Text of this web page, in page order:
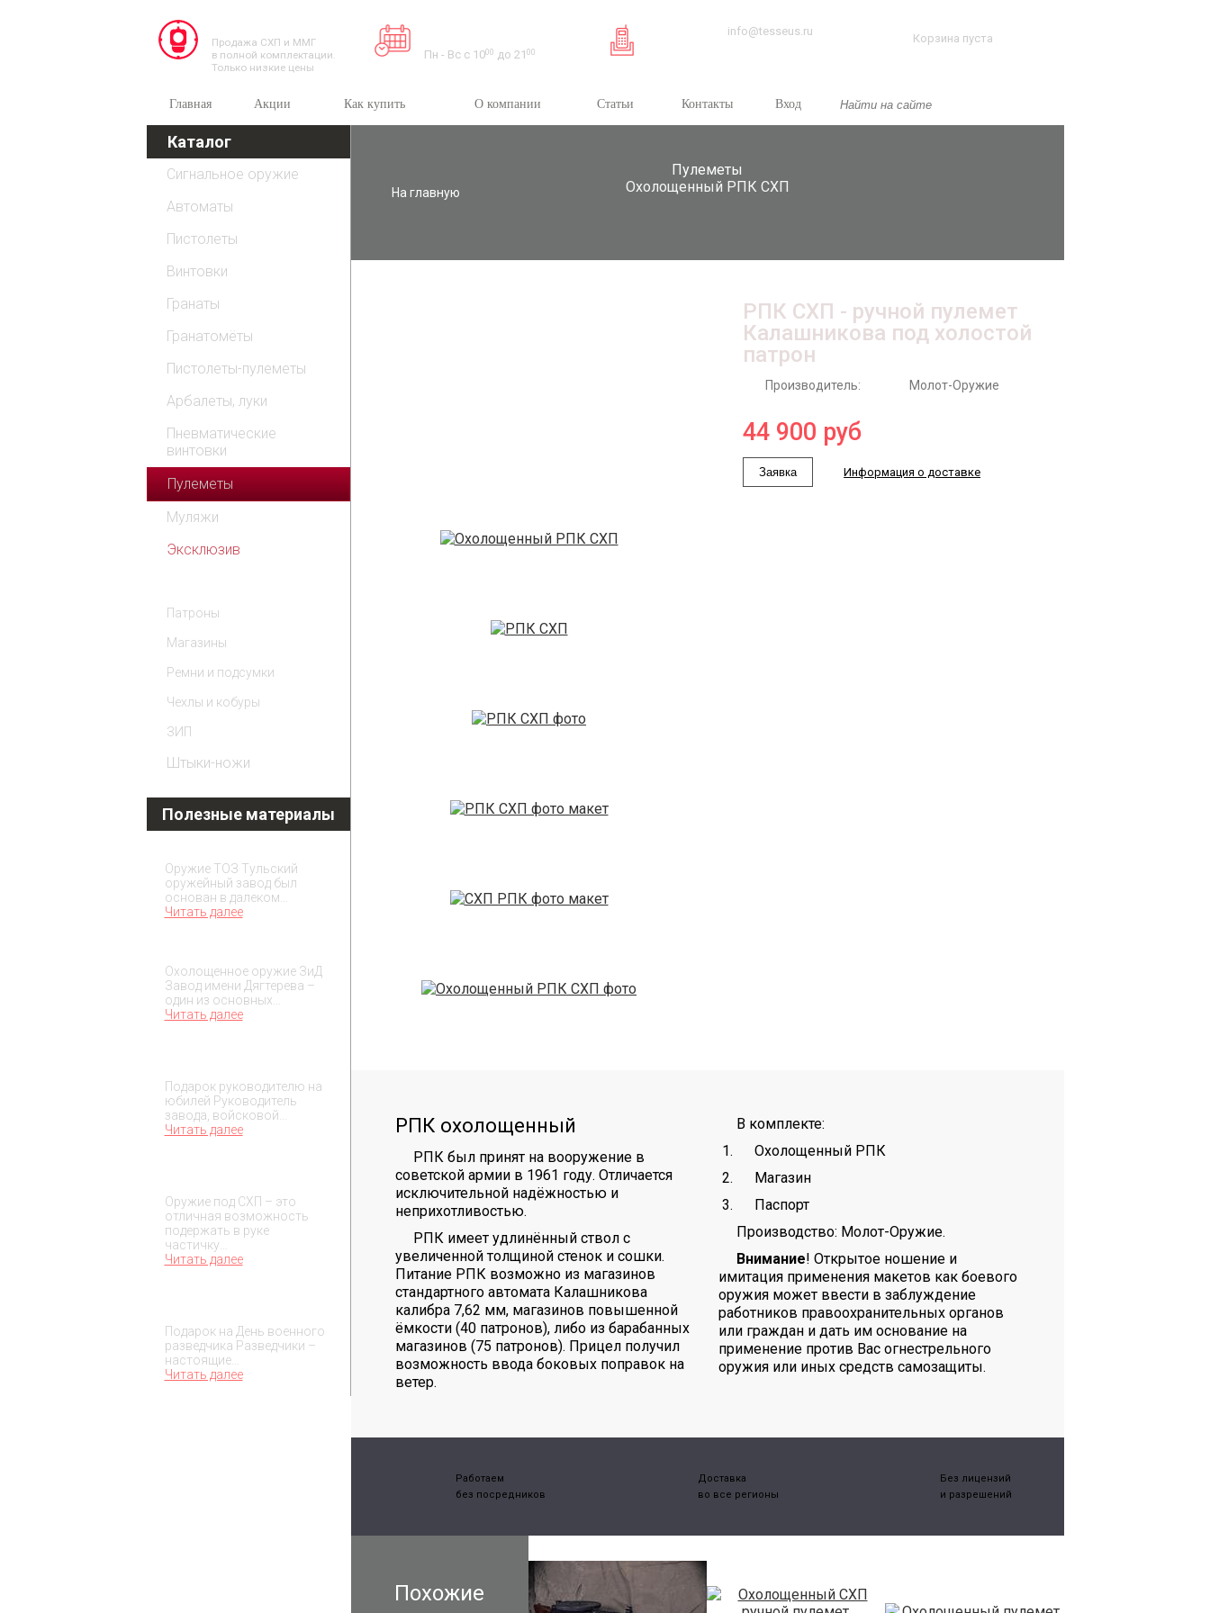
Продажа СХП и ММГ
в полной комплектации.
Только низкие цены
Пн - Вс с 1000 до 21 00
info@tesseus.ru
Корзина пуста
Главная Акции Как купить О компании Статьи Контакты Вход
Пулеметы
Охолощенный РПК СХП
На главную
РПК СХП - ручной пулемет
Калашникова под холостой
патрон
Производитель: Молот-Оружие
44 900 руб
Заявка Информация о доставке
РПК охолощенный
РПК был принят на вооружение в
советской армии в 1961 году. Отличается
исключительной надёжностью и
неприхотливостью.
РПК имеет удлинённый ствол с
увеличенной толщиной стенок и сошки.
Питание РПК возможно из магазинов
стандартного автомата Калашникова
калибра 7,62 мм, магазинов повышенной
ёмкости (40 патронов), либо из барабанных
магазинов (75 патронов). Прицел получил
возможность ввода боковых поправок на
ветер.
В комплекте:
Охолощенный РПК
Магазин
Паспорт
Производство: Молот-Оружие.
Внимание! Открытое ношение и
имитация применения макетов как боевого
оружия может ввести в заблуждение
работников правоохранительных органов
или граждан и дать им основание на
применение против Вас огнестрельного
оружия или иных средств самозащиты.
Работаем
без посредников
Доставка
во все регионы
Без лицензий
и разрешений
Похожие
Каталог
Сигнальное оружие
Автоматы
Пистолеты
Винтовки
Гранаты
Гранатомёты
Пистолеты-пулеметы
Арбалеты, луки
Пневматические
винтовки
Пулеметы
Муляжи
Эксклюзив
Патроны
Магазины
Ремни и подсумки
Чехлы и кобуры
ЗИП
Штыки-ножи
Полезные материалы
Оружие ТОЗ Тульский
оружейный завод был
основан в далеком…
Читать далее
Охолощенное оружие ЗиД
Завод имени Дягтерева –
один из основных…
Читать далее
Подарок руководителю на
юбилей Руководитель
завода, войсковой…
Читать далее
Оружие под СХП – это
отличная возможность
подержать в руке
частичку…
Читать далее
Подарок на День военного
разведчика Разведчики –
настоящие…
Читать далее